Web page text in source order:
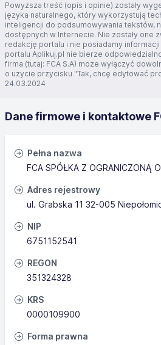
Powyższa treść (opis i opinie) zostały
języka naturalnego, który wykorzystują
inteligencji do podsumowywania tekstów,
dostępnych w Internecie. Nie zostały one
redakcję portalu i nie posiadamy
portalu Aplikuj.pl nie bierze
firma (tutaj: FCA S.A) może wyłączyć
o użycie przycisku "Tak, chcę edytować
24.03.2024
Dane firmowe i kontaktowe
Pełna nazwa
FCA SPÓŁKA Z OGRANICZONĄ
Adres rejestrowy
ul. Grabska 11 32-005
NIP
6751152541
REGON
351324328
KRS
0000109900
Forma prawna